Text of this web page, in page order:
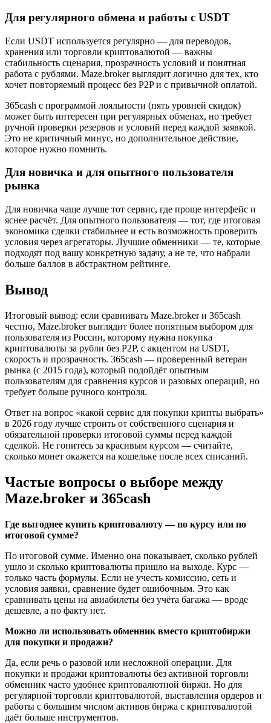
Для регулярного обмена и работы с USDT
Если USDT используется регулярно — для переводов,
хранения или торговли криптовалютой — важны
стабильность сценария, прозрачность условий и понятная
работа с рублями. Maze.broker выглядит логично для тех, кто
хочет повторяемый процесс без P2P и с привычной оплатой.
365cash с программой лояльности (пять уровней скидок)
может быть интересен при регулярных обменах, но требует
ручной проверки резервов и условий перед каждой заявкой.
Это не критичный минус, но дополнительное действие,
которое нужно помнить.
Для новичка и для опытного пользователя
рынка
Для новичка чаще лучше тот сервис, где проще интерфейс и
яснее расчёт. Для опытного пользователя — тот, где итоговая
экономика сделки стабильнее и есть возможность проверить
условия через агрегаторы. Лучшие обменники — те, которые
подходят под вашу конкретную задачу, а не те, что набрали
больше баллов в абстрактном рейтинге.
Вывод
Итоговый вывод: если сравнивать Maze.broker и 365cash
честно, Maze.broker выглядит более понятным выбором для
пользователя из России, которому нужна покупка
криптовалюты за рубли без P2P, с акцентом на USDT,
скорость и прозрачность. 365cash — проверенный ветеран
рынка (с 2015 года), который подойдёт опытным
пользователям для сравнения курсов и разовых операций, но
требует больше ручного контроля.
Ответ на вопрос «какой сервис для покупки крипты выбрать»
в 2026 году лучше строить от собственного сценария и
обязательной проверки итоговой суммы перед каждой
сделкой. Не гонитесь за красивым курсом — считайте,
сколько монет окажется на кошельке после всех списаний.
Частые вопросы о выборе между
Maze.broker и 365cash
Где выгоднее купить криптовалюту — по курсу или по
итоговой сумме?
По итоговой сумме. Именно она показывает, сколько рублей
ушло и сколько криптовалюты пришло на выходе. Курс —
только часть формулы. Если не учесть комиссию, сеть и
условия заявки, сравнение будет ошибочным. Это как
сравнивать цены на авиабилеты без учёта багажа — вроде
дешевле, а по факту нет.
Можно ли использовать обменник вместо криптобиржи
для покупки и продажи?
Да, если речь о разовой или несложной операции. Для
покупки и продажи криптовалюты без активной торговли
обменник часто удобнее криптовалютной биржи. Но для
регулярной торговли криптовалютой, выставления ордеров и
работы с большим числом активов биржа с криптовалютой
даёт больше инструментов.